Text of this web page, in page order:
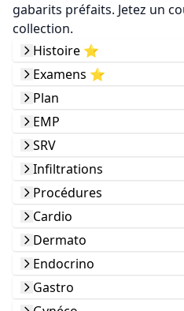
gabarits préfaits. Jetez un
collection.
Histoire ⭐️
Examens ⭐️
Plan
EMP
SRV
Infiltrations
Procédures
Cardio
Dermato
Endocrino
Gastro